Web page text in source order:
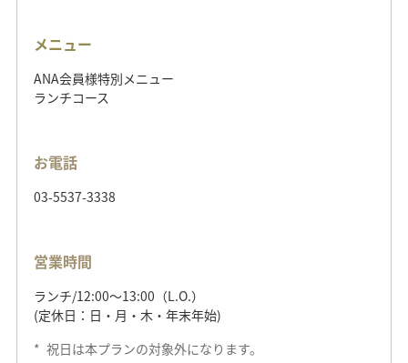
メニュー
ANA会員様特別メニュー
ランチコース
お電話
03-5537-3338
営業時間
ランチ/12:00～13:00（L.O.）
(定休日：日・月・木・年末年始)
* 祝日は本プランの対象外になります。